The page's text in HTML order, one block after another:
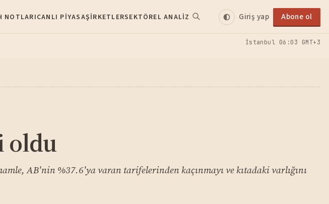
NOTLARICANLI PIYASAŞIRKETLERSEKTÖREL ANALIZ Giriş yap Abone ol
İstanbul 06:03 GMT+3
oldu
AB'nin %37.6'ya varan tarifelerinden kaçınmayı ve kıtadaki varlığını